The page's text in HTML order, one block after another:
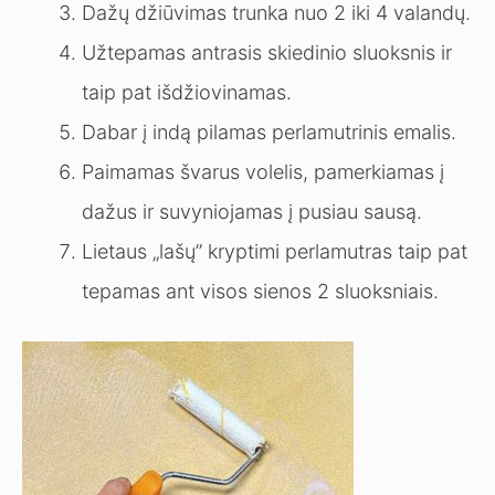
Dažų džiūvimas trunka nuo 2 iki 4 valandų.
Užtepamas antrasis skiedinio sluoksnis ir
taip pat išdžiovinamas.
Dabar į indą pilamas perlamutrinis emalis.
Paimamas švarus volelis, pamerkiamas į
dažus ir suvyniojamas į pusiau sausą.
Lietaus „lašų” kryptimi perlamutras taip pat
tepamas ant visos sienos 2 sluoksniais.